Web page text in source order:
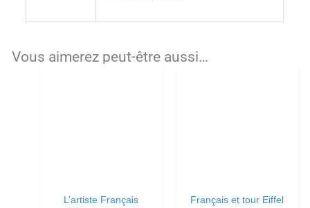
Vous aimerez peut-être aussi…
L’artiste Français
Français et tour Eiffel